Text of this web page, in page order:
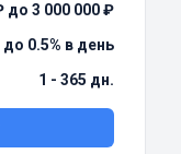
до 3 000 000 ₽
до 0.5% в день
1 - 365 дн.